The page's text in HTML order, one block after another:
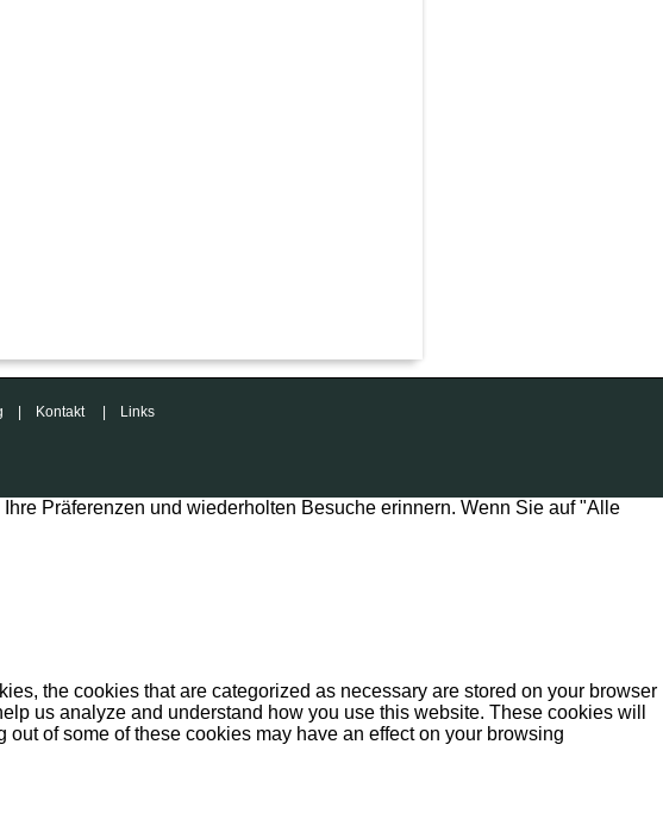
Kontakt| Links
Präferenzen und wiederholten Besuche erinnern. Wenn Sie auf "Alle
the cookies that are categorized as necessary are stored on your browser
us analyze and understand how you use this website. These cookies will
of some of these cookies may have an effect on your browsing